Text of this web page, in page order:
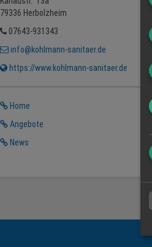
79336 Herbolzheim
07643-931343
info@kohlmann-sanitaer.de
https://www.kohlmann-sanitaer.de
Home
Angebote
News